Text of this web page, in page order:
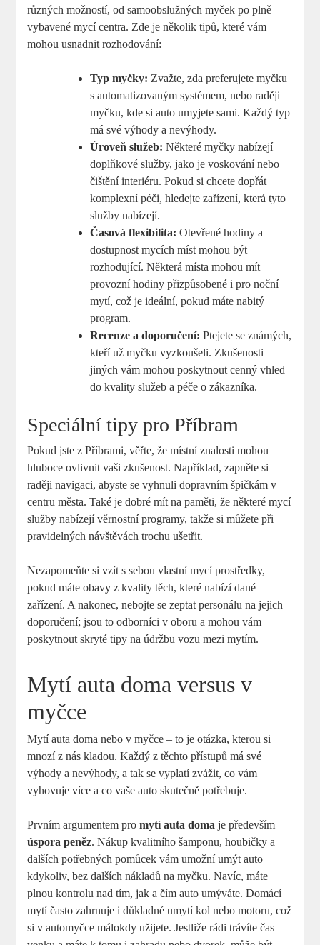
různých možností, od samoobslužných myček po plně
vybavené mycí centra. Zde je několik tipů, které vám
mohou usnadnit rozhodování:
Typ myčky: Zvažte, zda preferujete myčku
s automatizovaným systémem, nebo raději
myčku, kde si auto umyjete sami. Každý typ
má své výhody a nevýhody.
Úroveň služeb: Některé myčky nabízejí
doplňkové služby, jako je voskování nebo
čištění interiéru. Pokud si chcete dopřát
komplexní péči, hledejte zařízení, která tyto
služby nabízejí.
Časová flexibilita: Otevřené hodiny a
dostupnost mycích míst mohou být
rozhodující. Některá místa mohou mít
provozní hodiny přizpůsobené i pro noční
mytí, což je ideální, pokud máte nabitý
program.
Recenze a doporučení: Ptejete se známých,
kteří už myčku vyzkoušeli. Zkušenosti
jiných vám mohou poskytnout cenný vhled
do kvality služeb a péče o zákazníka.
Speciální tipy pro Příbram
Pokud jste z Příbrami, věřte, že místní znalosti mohou
hluboce ovlivnit vaši zkušenost. Například, zapněte si
raději navigaci, abyste se vyhnuli dopravním špičkám v
centru města. Také je dobré mít na paměti, že některé mycí
služby nabízejí věrnostní programy, takže si můžete při
pravidelných návštěvách trochu ušetřit.
Nezapomeňte si vzít s sebou vlastní mycí prostředky,
pokud máte obavy z kvality těch, které nabízí dané
zařízení. A nakonec, nebojte se zeptat personálu na jejich
doporučení; jsou to odborníci v oboru a mohou vám
poskytnout skryté tipy na údržbu vozu mezi mytím.
Mytí auta doma versus v
myčce
Mytí auta doma nebo v myčce – to je otázka, kterou si
mnozí z nás kladou. Každý z těchto přístupů má své
výhody a nevýhody, a tak se vyplatí zvážit, co vám
vyhovuje více a co vaše auto skutečně potřebuje.
Prvním argumentem promytí auta doma je především
úspora peněz. Nákup kvalitního šamponu, houbičky a
dalších potřebných pomůcek vám umožní umýt auto
kdykoliv, bez dalších nákladů na myčku. Navíc, máte
plnou kontrolu nad tím, jak a čím auto umýváte. Domácí
mytí často zahrnuje i důkladné umytí kol nebo motoru, což
si v automyčce málokdy užijete. Jestliže rádi trávíte čas